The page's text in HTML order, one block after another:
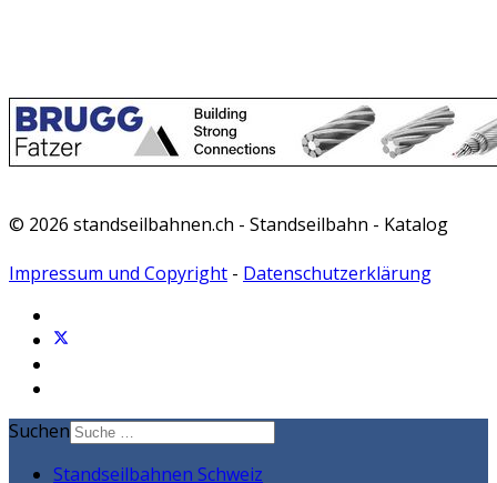
© 2026 standseilbahnen.ch - Standseilbahn - Katalog
Impressum und Copyright - Datenschutzerklärung
Suchen
Standseilbahnen Schweiz